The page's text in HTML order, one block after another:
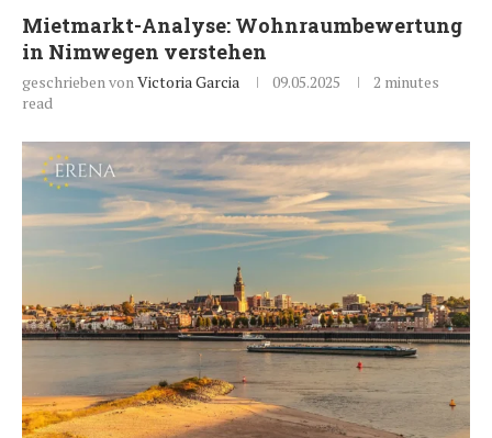
Mietmarkt-Analyse: Wohnraumbewertung
in Nimwegen verstehen
geschrieben vonVictoria Garcia 09.05.2025
2 minutes
read